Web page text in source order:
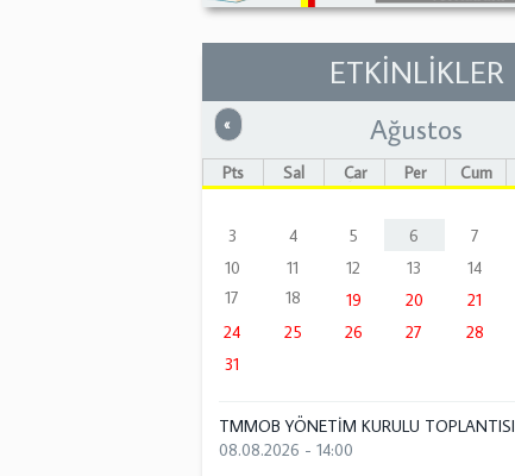
ETKİNLİKLER
« Önceki Ağustos
Pts Sal Çar Per Cum
3
4 5 6 7
10
11 12 13 14
17
18 19 20 21
24
25 26 27 28
31
TMMOB YÖNETİM KURULU TOPLANTISI
08.08.2026 - 14:00